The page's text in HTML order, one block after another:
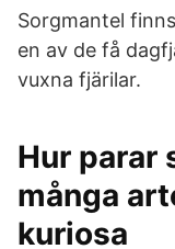
Sorgmantel
en av de få
vuxna fjärilar.
Hur parar
många
kuriosa